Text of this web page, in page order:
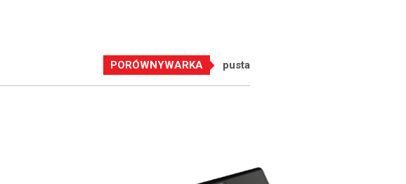
PORÓWNYWARKA pusta